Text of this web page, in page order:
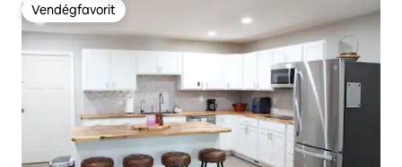
Vendégfavorit
Vendégfavorit